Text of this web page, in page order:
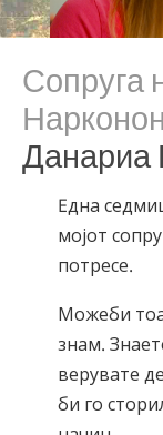
Сопруга
Нарконон
Данариа
Eдна
мојот
потресе.
Можеби
знам.
верувате
би го